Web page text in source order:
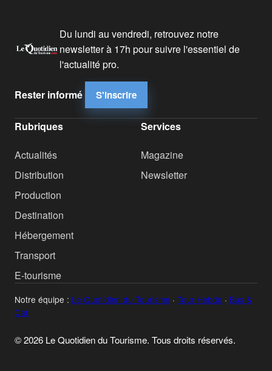
Du lundi au vendredi, retrouvez notre
newsletter à 17h pour suivre l'essentiel de
l'actualité pro.
Rester informé S'inscrire
Rubriques
Actualités
Distribution
Production
Destination
Hébergement
Transport
E-tourisme
Services
Magazine
Newsletter
Notre équipe : Le Quotidien du Tourisme · Tour Hebdo · Bus &
Car
© 2026 Le Quotidien du Tourisme. Tous droits réservés.